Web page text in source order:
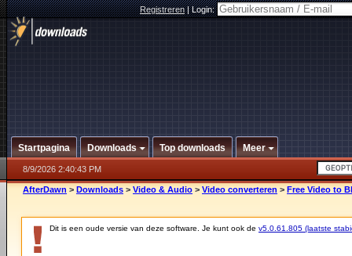
Registreren|Login:
Startpagina Downloads Top downloads Meer
8/9/2026 2:40:43 PM
AfterDawn > Downloads > Video & Audio > Video converteren > Free Video to
Dit is een oude versie van deze software. Je kunt ook de v5.0.61.805 (laatste